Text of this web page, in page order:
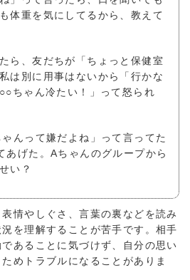
体重を気にしてるから、教えて
ら、友だちが「ちょっと保健室
は別に用事はないから「行かな
ちゃん冷たい！」って怒られ
んって嫌だよね」って言ってた
あげた。Aちゃんのグループから
い？
情やしぐさ、言葉の裏などを読み
を理解することが苦手です。相手
あることに気づけず、自分の思い
めトラブルになることがありま